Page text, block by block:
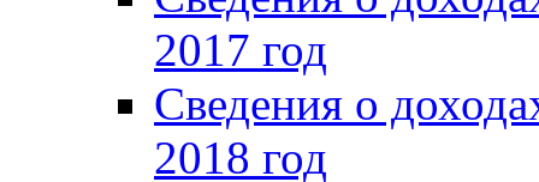
2017 год
Сведения о
2018 год